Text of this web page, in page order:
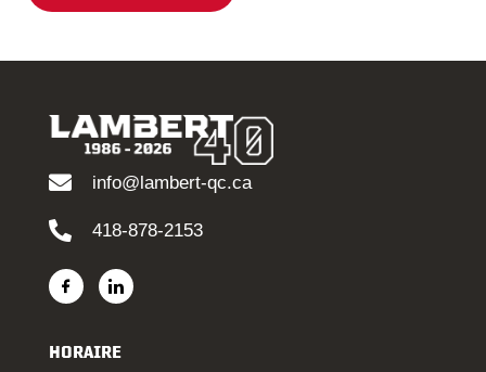
info@lambert-qc.ca
418-878-2153
HORAIRE